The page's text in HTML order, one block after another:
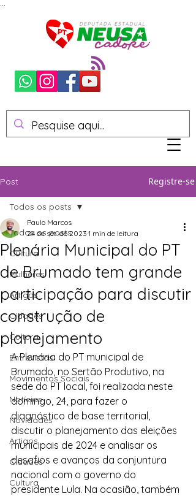
Post Registre-se
Todos os posts
Cultura
Mulheres
Artigos
Cidades
Cultura
Entrevistas
Movimentos Sociais
Notícias
Novidades
Artigos
Cidades
Cultura
Todos os posts
Plenária Municipal do PT
de Brumado tem grande
participação para discutir
construção de
planejamento
Paulo Marcos
24 de set. de 2023 1 min de leitura
A Plenária do PT municipal de
Brumado, no Sertão Produtivo, na
sede do PT local, foi realizada neste
domingo, 24, para fazer o
diagnóstico de base territorial,
discutir o planejamento das eleições
municipais de 2024 e analisar os
desafios e avanços da conjuntura
nacional com o governo do
presidente Lula. Na ocasião, também